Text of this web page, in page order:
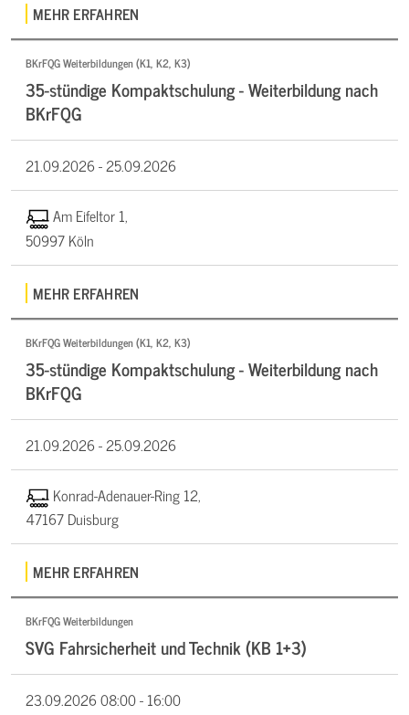
MEHR ERFAHREN
BKrFQG Weiterbildungen (K1, K2, K3)
35-stündige Kompaktschulung - Weiterbildung nach
BKrFQG
21.09.2026 -25.09.2026
Am Eifeltor 1,
50997 Köln
MEHR ERFAHREN
BKrFQG Weiterbildungen (K1, K2, K3)
35-stündige Kompaktschulung - Weiterbildung nach
BKrFQG
21.09.2026 -25.09.2026
Konrad-Adenauer-Ring 12,
47167 Duisburg
MEHR ERFAHREN
BKrFQG Weiterbildungen
SVG Fahrsicherheit und Technik (KB 1+3)
23.09.202608:00 - 16:00